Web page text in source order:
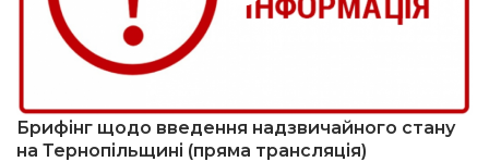
Брифінг щодо введення надзвичайного стану
на Тернопільщині (пряма трансляція)